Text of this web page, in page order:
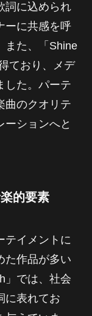
詞に込められ
ーに共感を呼
また、「Shine
ており、メデ
した。パーテ
曲のクオリテ
ーションへと
的要素
テイメントに
た作品が多い
」では、社会
に表れてお